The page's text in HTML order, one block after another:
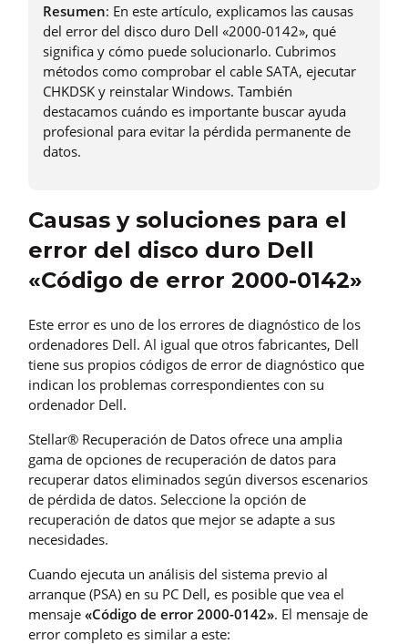
Resumen: En este artículo, explicamos las causas
del error del disco duro Dell «2000-0142», qué
significa y cómo puede solucionarlo. Cubrimos
métodos como comprobar el cable SATA, ejecutar
CHKDSK y reinstalar Windows. También
destacamos cuándo es importante buscar ayuda
profesional para evitar la pérdida permanente de
datos.
Causas y soluciones para el
error del disco duro Dell
«Código de error 2000-0142»
Este error es uno de los errores de diagnóstico de los
ordenadores Dell. Al igual que otros fabricantes, Dell
tiene sus propios códigos de error de diagnóstico que
indican los problemas correspondientes con su
ordenador Dell.
Stellar® Recuperación de Datos ofrece una amplia
gama de opciones de recuperación de datos para
recuperar datos eliminados según diversos escenarios
de pérdida de datos. Seleccione la opción de
recuperación de datos que mejor se adapte a sus
necesidades.
Cuando ejecuta un análisis del sistema previo al
arranque (PSA) en su PC Dell, es posible que vea el
mensaje «Código de error 2000-0142». El mensaje de
error completo es similar a este: